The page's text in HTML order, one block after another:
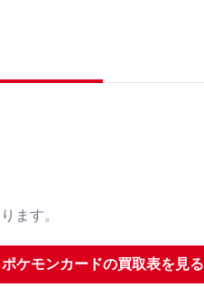
ます。
ポケモンカードの買取表を見る